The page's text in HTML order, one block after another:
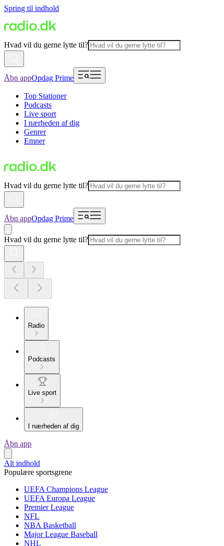
Spring til indhold
Hvad vil du gerne lytte til?
Åbn appOpdag Prime
Top Stationer
Podcasts
Live sport
I nærheden af dig
Genrer
Emner
Hvad vil du gerne lytte til?
Åbn appOpdag Prime
Hvad vil du gerne lytte til?
Radio
Podcasts
Live sport
I nærheden af dig
Åbn app
Alt indhold
Populære sportsgrene
UEFA Champions League
UEFA Europa League
Premier League
NFL
NBA Basketball
Major League Baseball
NHL